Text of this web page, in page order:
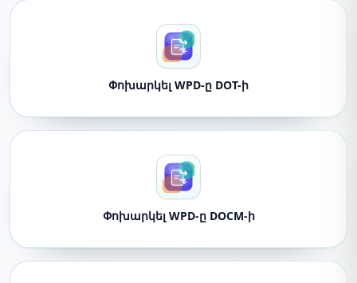
Փոխարկել WPD-ը DOT-ի
Փոխարկել WPD-ը DOCM-ի